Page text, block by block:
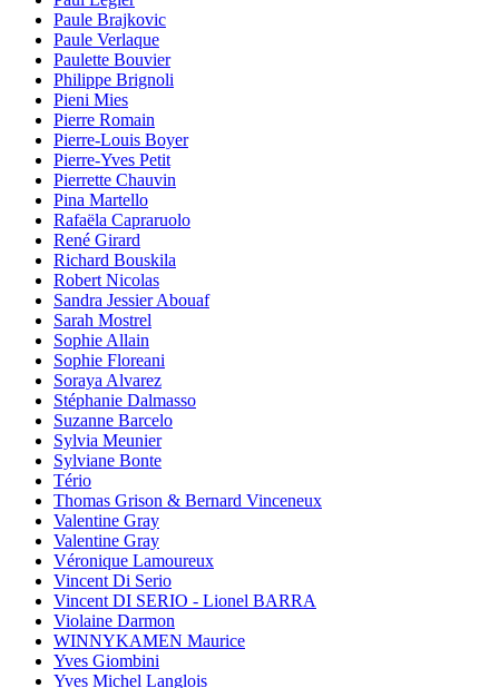
Paule Brajkovic
Paule Verlaque
Paulette Bouvier
Philippe Brignoli
Pieni Mies
Pierre Romain
Pierre-Louis Boyer
Pierre-Yves Petit
Pierrette Chauvin
Pina Martello
Rafaëla Capraruolo
René Girard
Richard Bouskila
Robert Nicolas
Sandra Jessier Abouaf
Sarah Mostrel
Sophie Allain
Sophie Floreani
Soraya Alvarez
Stéphanie Dalmasso
Suzanne Barcelo
Sylvia Meunier
Sylviane Bonte
Tério
Thomas Grison & Bernard Vinceneux
Valentine Gray
Valentine Gray
Véronique Lamoureux
Vincent Di Serio
Vincent DI SERIO - Lionel BARRA
Violaine Darmon
WINNYKAMEN Maurice
Yves Giombini
Yves Michel Langlois